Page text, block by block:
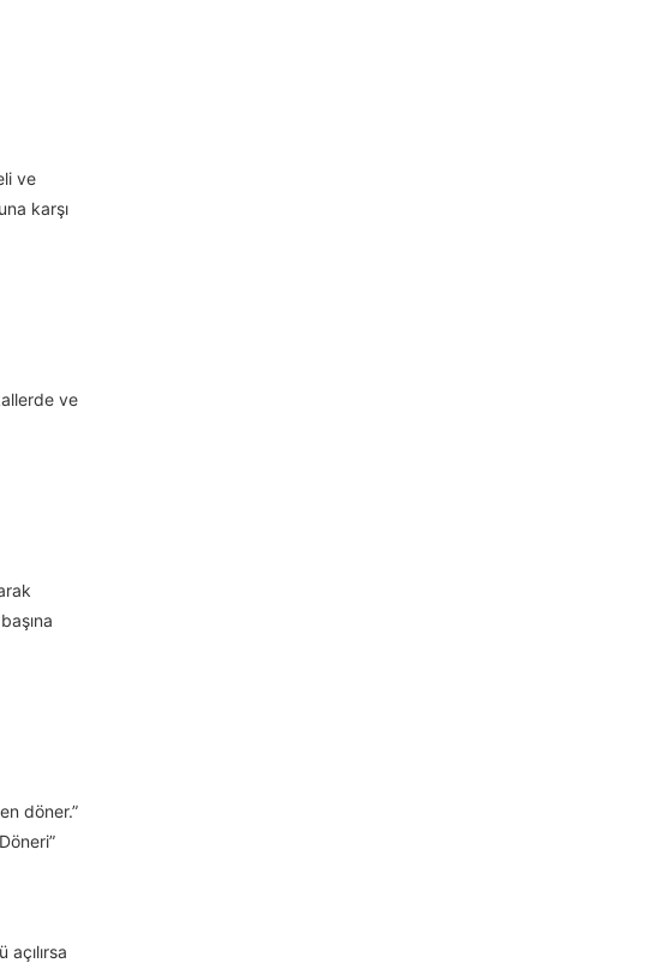
ve
karşı
ve
döner.”